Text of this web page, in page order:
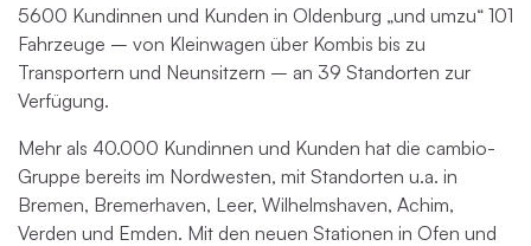
5600 Kundinnen und Kunden in Oldenburg „und umzu“ 101
Fahrzeuge – von Kleinwagen über Kombis bis zu
Transportern und Neunsitzern – an 39 Standorten zur
Verfügung.
Mehr als 40.000 Kundinnen und Kunden hat die cambio-
Gruppe bereits im Nordwesten, mit Standorten u.a. in
Bremen, Bremerhaven, Leer, Wilhelmshaven, Achim,
Verden und Emden. Mit den neuen Stationen in Ofen und